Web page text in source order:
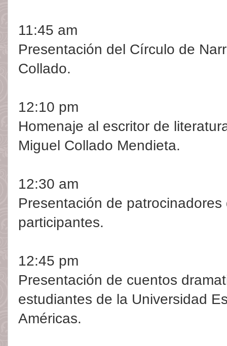
11:45 am
Presentación del Círculo de
Collado.
12:10 pm
Homenaje al escritor de
Miguel Collado Mendieta.
12:30 am
Presentación de
participantes.
12:45 pm
Presentación de cuentos
estudiantes de la Universidad
Américas.